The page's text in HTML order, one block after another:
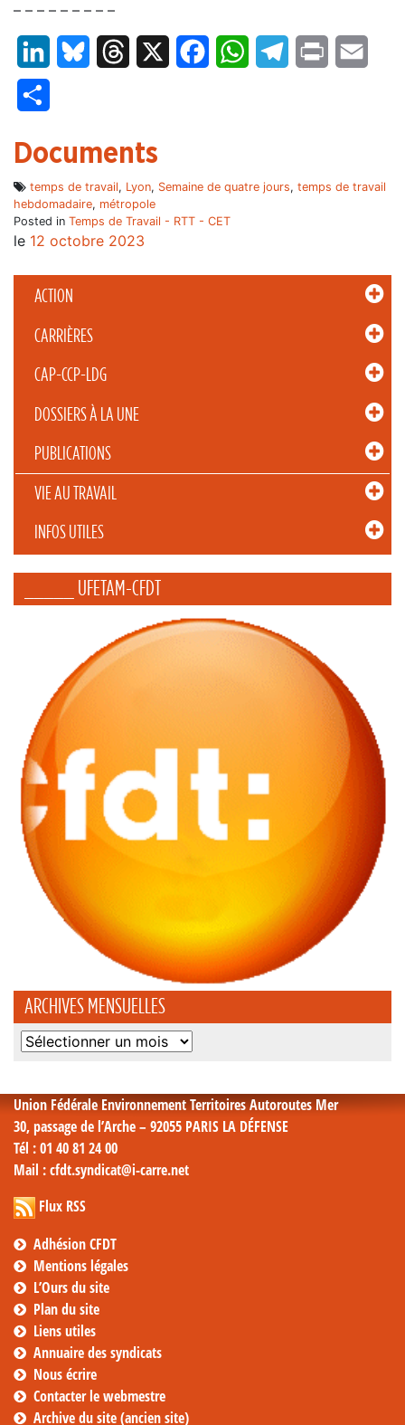
ACTION
CARRIÈRES
CAP-CCP-LDG
DOSSIERS À LA UNE
PUBLICATIONS
VIE AU TRAVAIL
INFOS UTILES
_____ UFETAM-CFDT
ARCHIVES MENSUELLES
Archives
– – – – – – – – –
LinkedInBluesky Threads FacebookWhatsAppTelegram
Print
Documents
temps de travail, Lyon, Semaine de quatre jours, temps de travail
hebdomadaire, métropole
Posted in Temps de Travail - RTT - CET
le 12 octobre 2023
Union Fédérale Environnement Territoires Autoroutes Mer
30, passage de l’Arche – 92055 PARIS LA DÉFENSE
Tél : 01 40 81 24 00
Mail : cfdt.syndicat@i-carre.net
Flux RSS
Adhésion CFDT
Mentions légales
L’Ours du site
Plan du site
Liens utiles
Annuaire des syndicats
Nous écrire
Contacter le webmestre
Archive du site (ancien site)